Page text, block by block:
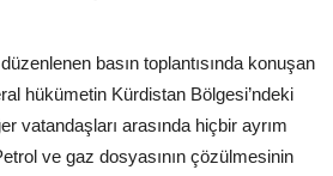
basın toplantısında konuşan
hükümetin Kürdistan Bölgesi’ndeki
vatandaşları arasında hiçbir ayrım
ve gaz dosyasının çözülmesinin